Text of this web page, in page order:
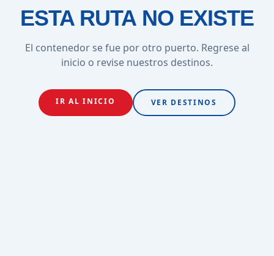
ESTA RUTA NO EXISTE
El contenedor se fue por otro puerto. Regrese al
inicio o revise nuestros destinos.
IR AL INICIO VER DESTINOS